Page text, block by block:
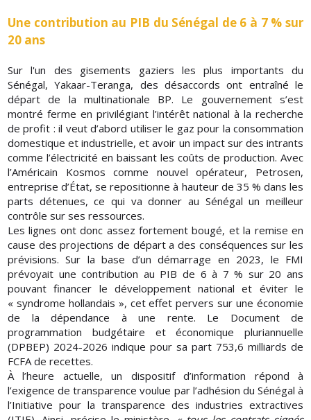
Une contribution au PIB du Sénégal de 6 à 7 % sur
20 ans
Sur l'un des gisements gaziers les plus importants du
Sénégal, Yakaar-Teranga, des désaccords ont entraîné le
départ de la multinationale BP. Le gouvernement s’est
montré ferme en privilégiant l’intérêt national à la recherche
de profit : il veut d’abord utiliser le gaz pour la consommation
domestique et industrielle, et avoir un impact sur des intrants
comme l’électricité en baissant les coûts de production. Avec
l’Américain Kosmos comme nouvel opérateur, Petrosen,
entreprise d’État, se repositionne à hauteur de 35 % dans les
parts détenues, ce qui va donner au Sénégal un meilleur
contrôle sur ses ressources.
Les lignes ont donc assez fortement bougé, et la remise en
cause des projections de départ a des conséquences sur les
prévisions. Sur la base d’un démarrage en 2023, le FMI
prévoyait une contribution au PIB de 6 à 7 % sur 20 ans
pouvant financer le développement national et éviter le
« syndrome hollandais », cet effet pervers sur une économie
de la dépendance à une rente. Le Document de
programmation budgétaire et économique pluriannuelle
(DPBEP) 2024-2026 indique pour sa part 753,6 milliards de
FCFA de recettes.
À l’heure actuelle, un dispositif d’information répond à
l’exigence de transparence voulue par l’adhésion du Sénégal à
l’Initiative pour la transparence des industries extractives